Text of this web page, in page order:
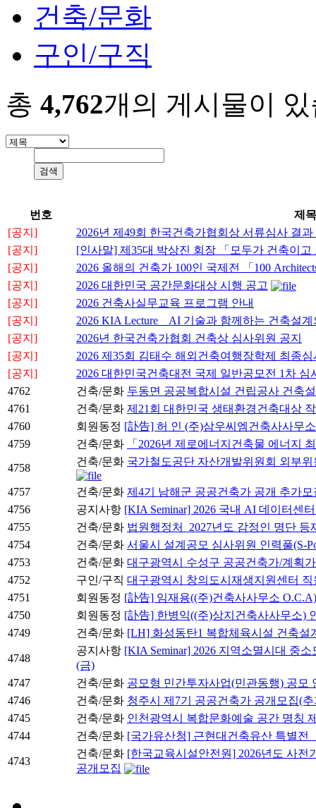
건축/문화
구인/구직
총 4,762개의 게시물이
번호
제목
[공지]
2026년 제49회 한국건축가협회상 서류심사 결과
[공지]
[인사말] 제35대 박상진 회장 「모두가 건축이
[공지]
2026 올해의 건축가 100인 국제전 「100
[공지]
2026 대한민국 공간문화대상 시행 공고
[공지]
2026 건축사실무교육 프로그램 안내
[공지]
2026 KIA Lecture _ AI 기술과 함께하는 건축설
[공지]
2026년 한국건축가협회 건축상 심사위원 공지
[공지]
2026 제35회 김태수 해외건축여행장학제 최종
[공지]
2026 대한민국건축대전 국제 일반공모전 1차
4762
건축/문화 두동면 공공복합시설 건립공사 건축
4761
건축/문화 제21회 대한민국 생태환경건축대상
4760
회원동정 [訃告] 허 인 (주)삼우씨엠건축사사무
4759
건축/문화
「2026년 제로에너지건축물 에너지
4758
건축/문화 국가철도공단 자산개발위원회 외부
4757 건축/문화 제4기 남해군 공공건축가 공개 추가모
4756
공지사항 [KIA Seminar] 2026 국내 AI 데이터센
4755
건축/문화 법원행정처_2027년도 감정인 명단
4754
건축/문화 서울시 설계공모 심사위원 인력풀(S-
4753
건축/문화 대구광역시 수성구 공공건축가/계획
4752
구인/구직 대구광역시 창의도시재생지원센터
4751
회원동정 [訃告] 임재용((주)건축사사무소
4750
회원동정 [訃告] 한병익((주)상지건축사사무소)
4749
건축/문화 [LH] 화성동탄1 복합체육시설 건축설
4748
공지사항 [KIA Seminar] 2026 지역소멸시대 중
(금)
4747
건축/문화 공모형 민간투자사업(민관동행) 공모
4746
건축/문화 청주시 제7기 공공건축가 공개모집(
4745
건축/문화 인천광역시 복합문화예술 공간 명칭
4744
건축/문화 [국가유산청] 근현대건축유산 특별전
4743
건축/문화 [한국교육시설안전원] 2026년도 사전
공개모집